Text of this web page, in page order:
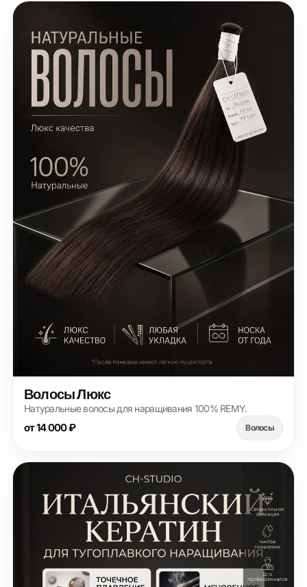
Волосы Люкс
Натуральные волосы для наращивания 100% REMY.
от 14 000 ₽ Волосы